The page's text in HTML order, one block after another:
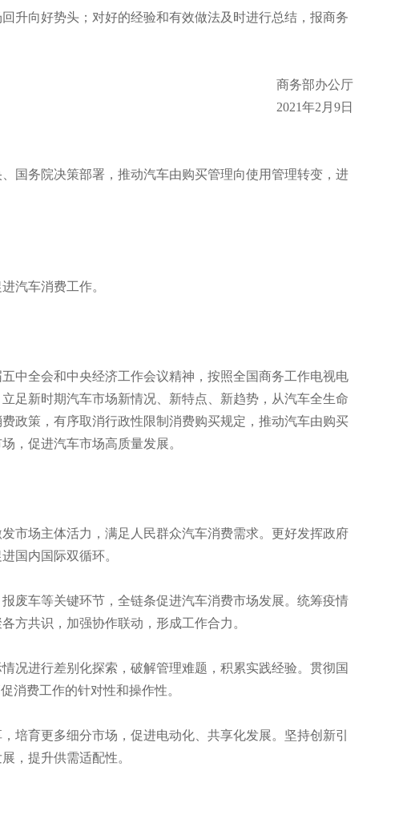
向好势头；对好的经验和有效做法及时进行总结，报商务
商务部办公厅
2021年2月9日
务院决策部署，推动汽车由购买管理向使用管理转变，进
汽车消费工作。
全会和中央经济工作会议精神，按照全国商务工作电视电
足新时期汽车市场新情况、新特点、新趋势，从汽车全生命
政策，有序取消行政性限制消费购买规定，推动汽车由购买
，促进汽车市场高质量发展。
场主体活力，满足人民群众汽车消费需求。更好发挥政府
国内国际双循环。
车等关键环节，全链条促进汽车消费市场发展。统筹疫情
方共识，加强协作联动，形成工作合力。
进行差别化探索，破解管理难题，积累实践经验。贯彻国
消费工作的针对性和操作性。
育更多细分市场，促进电动化、共享化发展。坚持创新引
，提升供需适配性。